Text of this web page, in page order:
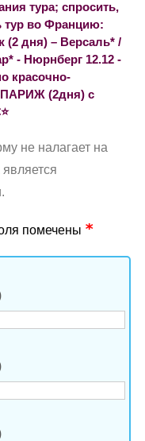
тура; спросить,
тур во Францию:
(2 дня) – Версаль* /
- Нюрнберг 12.12 -
красочно-
(2дня) с
не налагает на
помечены